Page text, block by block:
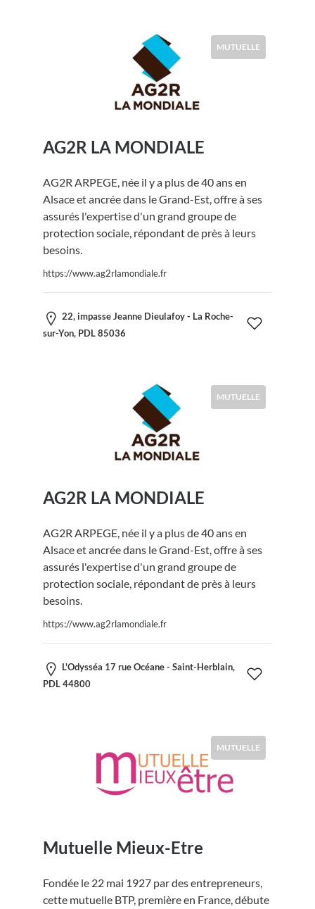
MUTUELLE
AG2R LA MONDIALE
AG2R ARPEGE, née il y a plus de 40 ans en
Alsace et ancrée dans le Grand-Est, offre à ses
assurés l'expertise d'un grand groupe de
protection sociale, répondant de près à leurs
besoins.
https://www.ag2rlamondiale.fr
22, impasse Jeanne Dieulafoy - La Roche-
sur-Yon, PDL 85036
MUTUELLE
AG2R LA MONDIALE
AG2R ARPEGE, née il y a plus de 40 ans en
Alsace et ancrée dans le Grand-Est, offre à ses
assurés l'expertise d'un grand groupe de
protection sociale, répondant de près à leurs
besoins.
https://www.ag2rlamondiale.fr
L'Odysséa 17 rue Océane - Saint-Herblain,
PDL 44800
MUTUELLE
Mutuelle Mieux-Etre
Fondée le 22 mai 1927 par des entrepreneurs,
cette mutuelle BTP, première en France, débute